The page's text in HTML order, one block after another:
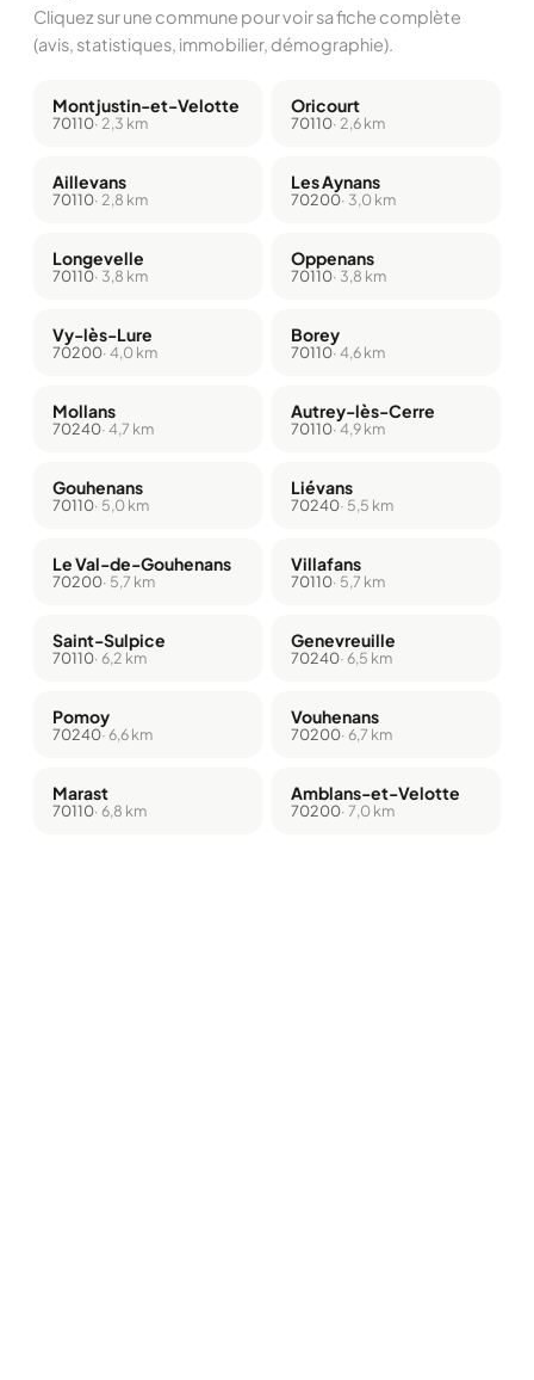
Cliquez sur une commune pour voir sa fiche complète
(avis, statistiques, immobilier, démographie).
Montjustin-et-Velotte
70110· 2,3 km
Oricourt
70110· 2,6 km
Aillevans
70110· 2,8 km
Les Aynans
70200· 3,0 km
Longevelle
70110· 3,8 km
Oppenans
70110· 3,8 km
Vy-lès-Lure
70200· 4,0 km
Borey
70110· 4,6 km
Mollans
70240· 4,7 km
Autrey-lès-Cerre
70110· 4,9 km
Gouhenans
70110· 5,0 km
Liévans
70240· 5,5 km
Le Val-de-Gouhenans
70200· 5,7 km
Villafans
70110· 5,7 km
Saint-Sulpice
70110· 6,2 km
Genevreuille
70240· 6,5 km
Pomoy
70240· 6,6 km
Vouhenans
70200· 6,7 km
Marast
70110· 6,8 km
Amblans-et-Velotte
70200· 7,0 km